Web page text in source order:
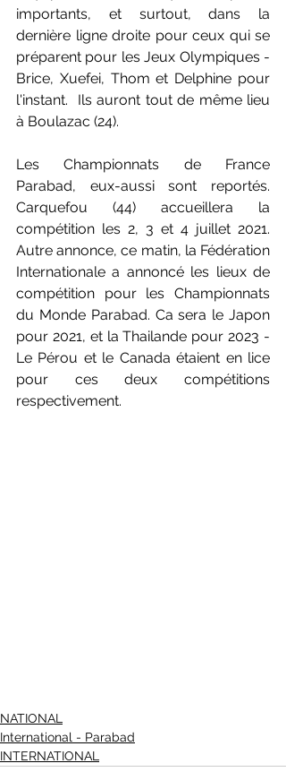
importants, et surtout, dans la
dernière ligne droite pour ceux qui se
préparent pour les Jeux Olympiques -
Brice, Xuefei, Thom et Delphine pour
l'instant.  Ils auront tout de même lieu
à Boulazac (24).
Les Championnats de France
Parabad, eux-aussi sont reportés.
Carquefou (44) accueillera la
compétition les 2, 3 et 4 juillet 2021.
Autre annonce, ce matin, la Fédération
Internationale a annoncé les lieux de
compétition pour les Championnats
du Monde Parabad. Ca sera le Japon
pour 2021, et la Thailande pour 2023 -
Le Pérou et le Canada étaient en lice
pour ces deux compétitions
respectivement.
NATIONAL
International - Parabad
INTERNATIONAL